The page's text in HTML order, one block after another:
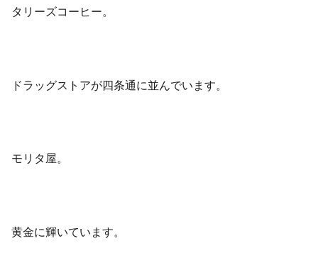
タリーズコーヒー。
ドラッグストアが四条通に並んでいます。
モリタ屋。
黄金に輝いています。